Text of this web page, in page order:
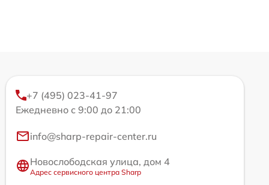
+7 (495) 023-41-97
Ежедневно с 9:00 до 21:00
info@sharp-repair-center.ru
Новослободская улица, дом 4
Адрес сервисного центра Sharp